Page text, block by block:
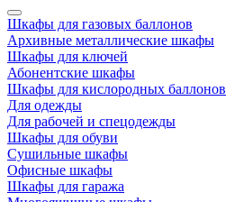
Шкафы для газовых баллонов
Архивные металлические шкафы
Шкафы для ключей
Абонентские шкафы
Шкафы для кислородных баллонов
Для одежды
Для рабочей и спецодежды
Шкафы для обуви
Сушильные шкафы
Офисные шкафы
Шкафы для гаража